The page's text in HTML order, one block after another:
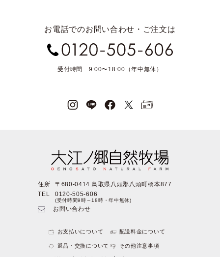
お電話でのお問い合わせ・ご注文は
受付時間 9:00〜18:00（年中無休）
住所
〒680-0414 鳥取県八頭郡八頭町橋本877
TEL
0120-505-606
(受付時間9時～18時・年中無休)
お問い合わせ
お支払いについて 配送料金について
返品・交換について その他注意事項